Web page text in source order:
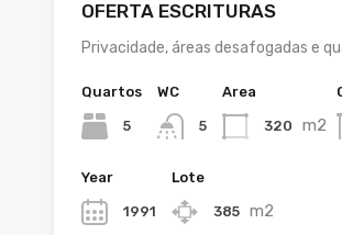
OFERTA ESCRITURAS
Privacidade, áreas desafogadas e
Quartos
5
WC
5
Area
320 m2
Year
1991
Lote
385 m2